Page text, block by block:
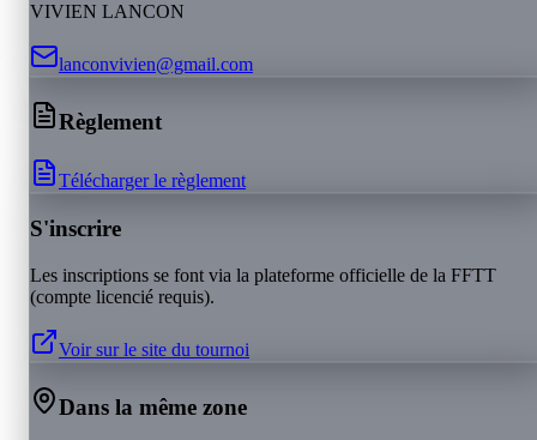
VIVIEN LANCON
lanconvivien@gmail.com
Règlement
Télécharger le règlement
S'inscrire
Les inscriptions se font via la plateforme officielle de la FFTT
(compte licencié requis).
Voir sur le site du tournoi
Dans la même zone